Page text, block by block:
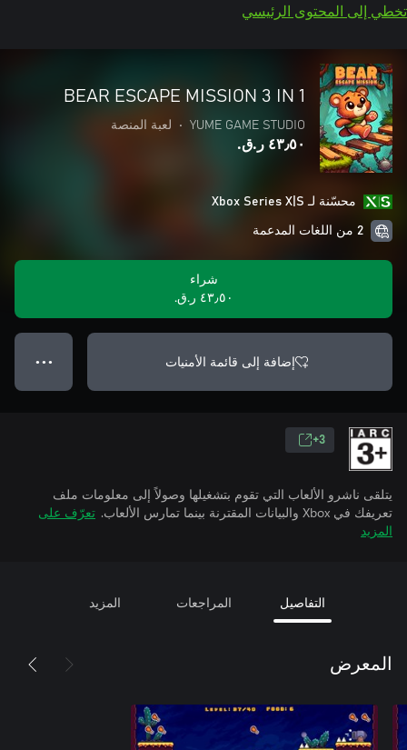
تخطي إلى المحتوى الرئيسي
BEAR ESCAPE MISSION 3 IN 1
YUME GAME STUDIO
• لعبة المنصة
٤٣٫٥٠ ر.ق.‏
محسّنة لـ Xbox Series X|S
2 من اللغات المدعمة
شراء
٤٣٫٥٠ ر.ق.‏
إضافة إلى قائمة الأمنيات ● ● ●
3+
يتلقى ناشرو الألعاب التي تقوم بتشغيلها وصولاً إلى معلومات ملف
تعريفك في Xbox والبيانات المقترنة بينما تمارس الألعاب.
تعرّف على
المزيد
التفاصيل المراجعات المزيد
المعرض